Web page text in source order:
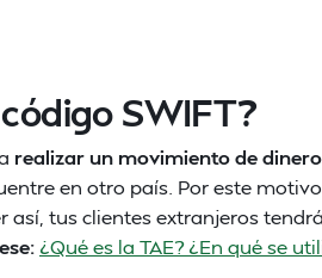
SWIFT?
realizar un movimiento de dinero
en otro país. Por este
así, tus clientes extranjeros
¿Qué es la TAE? ¿En qué se